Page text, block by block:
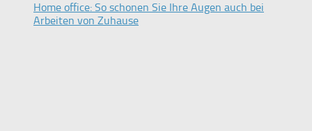
Home office: So schonen Sie Ihre Augen auch bei
Arbeiten von Zuhause